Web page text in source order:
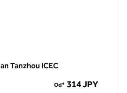
Tanzhou ICEC
Od* 314 JPY